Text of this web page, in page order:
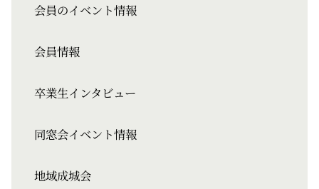
会員のイベント情報
会員情報
卒業生インタビュー
同窓会イベント情報
地域成城会